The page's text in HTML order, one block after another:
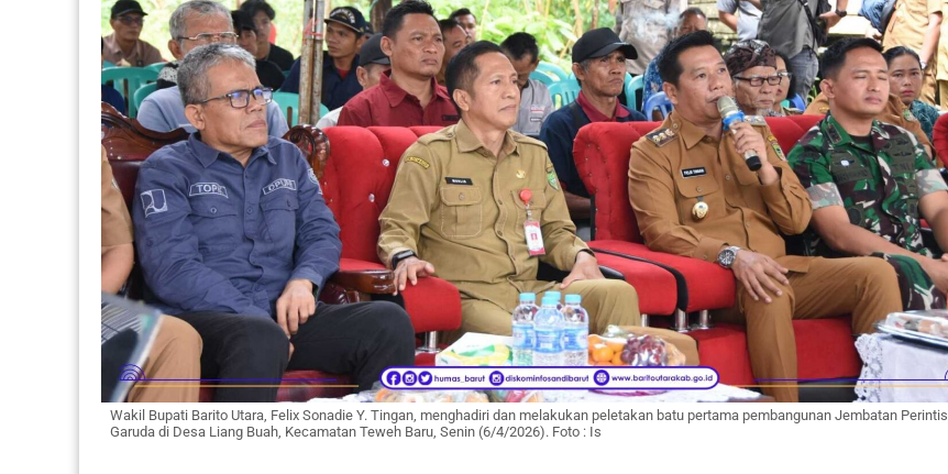
Wakil Bupati Barito Utara, Felix Sonadie Y. Tingan, menghadiri dan melakukan peletakan batu pertama pembangunan Jembatan Perintis
Garuda di Desa Liang Buah, Kecamatan Teweh Baru, Senin (6/4/2026). Foto : Is